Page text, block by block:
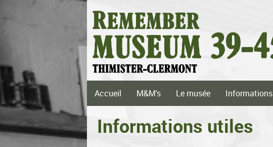
au
Main
navigation
Accueil M&M's Le musée Informations
Informations utiles